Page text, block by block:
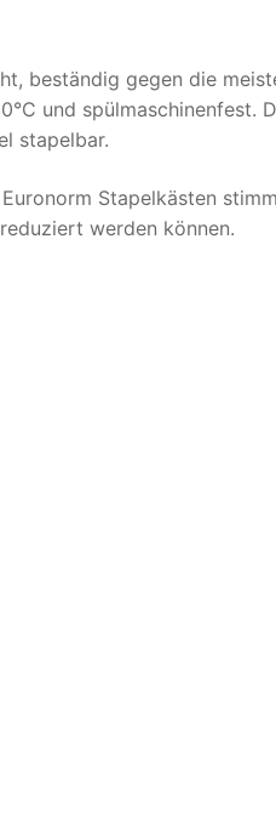
beständig gegen die
und spülmaschinenfest.
stapelbar.
Stapelkästen
werden können.